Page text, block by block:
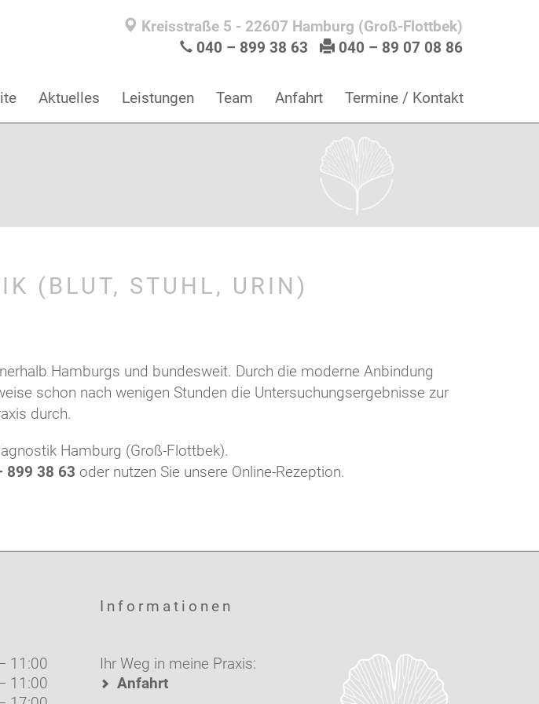
Kreisstraße 5 - 22607 Hamburg (Groß-Flottbek)
040 – 899 38 63
040 – 89 07 08 86
Aktuelles Leistungen Team Anfahrt Termine / Kontakt
(BLUT, STUHL, URIN)
Hamburgs und bundesweit. Durch die moderne Anbindung
schon nach wenigen Stunden die Untersuchungsergebnisse zur
durch.
Hamburg (Groß-Flottbek).
899 38 63 oder nutzen Sie unsere Online-Rezeption.
11:00
11:00
Informationen
Ihr Weg in meine Praxis:
Anfahrt